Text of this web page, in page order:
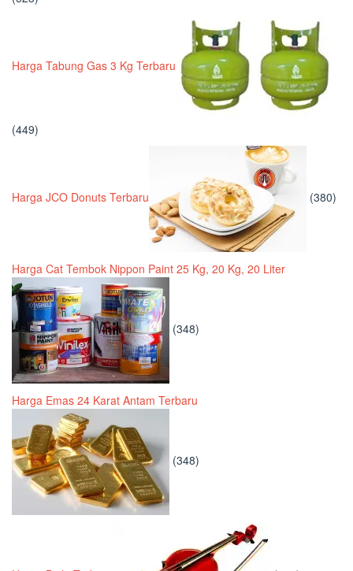
Harga Tabung Gas 3 Kg Terbaru
(449)
Harga JCO Donuts Terbaru (380)
Harga Cat Tembok Nippon Paint 25 Kg, 20 Kg, 20 Liter
(348)
Harga Emas 24 Karat Antam Terbaru
(348)